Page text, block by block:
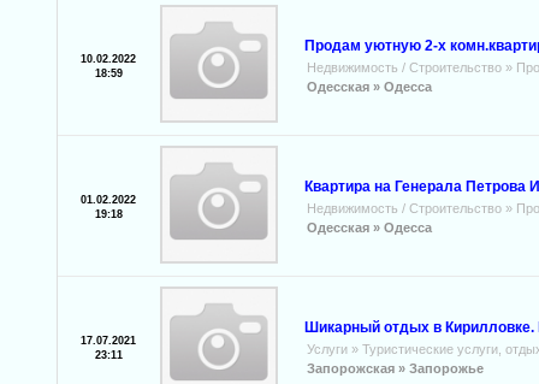
10.02.2022
18:59
Продам уютную 2-х
Недвижимость / Строительство »
Одесская » Одесса
01.02.2022
19:18
Квартира на Генерала Петрова
Недвижимость / Строительство »
Одесская » Одесса
17.07.2021
23:11
Шикарный отдых в Кирилловке.
Услуги » Туристические услуги,
Запорожская » Запорожье